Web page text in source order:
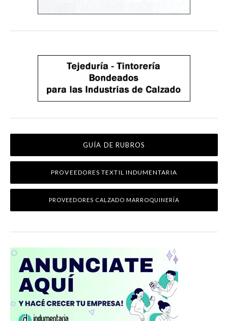
GUÍA DE RUBROS
PROVEEDORES TEXTIL INDUMENTARIA
PROVEEDORES CALZADO MARROQUINERÍA